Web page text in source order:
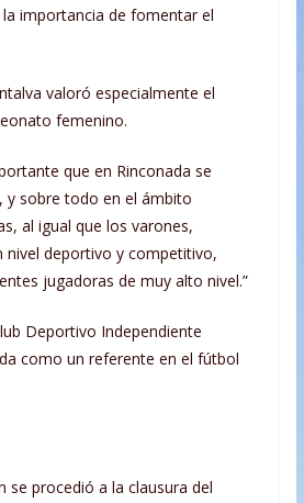
importancia de fomentar el
valoró especialmente el
femenino.
que en Rinconada se
y sobre todo en el ámbito
al igual que los varones,
nivel deportivo y competitivo,
jugadoras de muy alto nivel.”
Deportivo Independiente
como un referente en el fútbol
se procedió a la clausura del